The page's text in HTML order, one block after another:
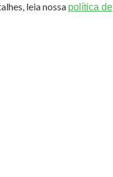
leia nossa política de